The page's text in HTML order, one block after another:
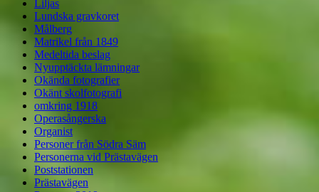
Liljas
Lundska gravkoret
Målberg
Matrikel från 1849
Medeltida beslag
Nyupptäckta lämningar
Okända fotografier
Okänt skolfotografi
omkring 1918
Operasångerska
Organist
Personer från Södra Säm
Personerna vid Prästavägen
Poststationen
Prästavägen